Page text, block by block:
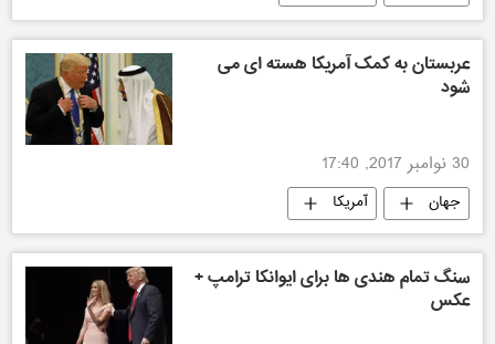
عربستان به کمک آمریکا هسته ای می
شود
30 نوامبر 2017, 17:40
جهان آمریکا
سنگ تمام هندی ها برای ایوانکا ترامپ +
عکس